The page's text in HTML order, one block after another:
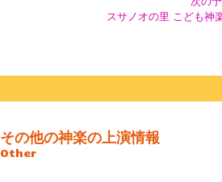
スサノオの里 こども神
その他の神楽の上演情報
Other